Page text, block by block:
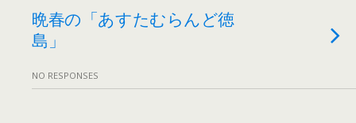
晩春の「あすたむらんど徳
島」
NO RESPONSES